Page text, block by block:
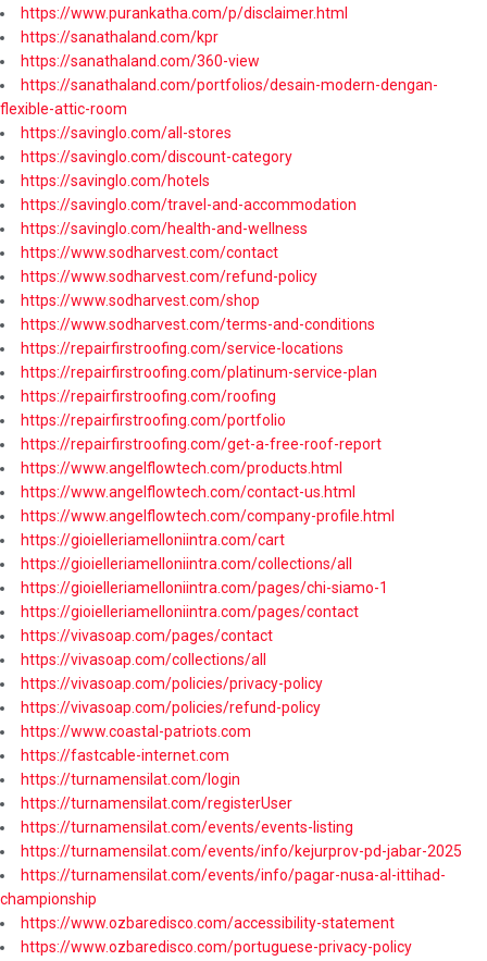
https://www.purankatha.com/p/disclaimer.html
https://sanathaland.com/kpr
https://sanathaland.com/360-view
https://sanathaland.com/portfolios/desain-modern-dengan-
flexible-attic-room
https://savinglo.com/all-stores
https://savinglo.com/discount-category
https://savinglo.com/hotels
https://savinglo.com/travel-and-accommodation
https://savinglo.com/health-and-wellness
https://www.sodharvest.com/contact
https://www.sodharvest.com/refund-policy
https://www.sodharvest.com/shop
https://www.sodharvest.com/terms-and-conditions
https://repairfirstroofing.com/service-locations
https://repairfirstroofing.com/platinum-service-plan
https://repairfirstroofing.com/roofing
https://repairfirstroofing.com/portfolio
https://repairfirstroofing.com/get-a-free-roof-report
https://www.angelflowtech.com/products.html
https://www.angelflowtech.com/contact-us.html
https://www.angelflowtech.com/company-profile.html
https://gioielleriamelloniintra.com/cart
https://gioielleriamelloniintra.com/collections/all
https://gioielleriamelloniintra.com/pages/chi-siamo-1
https://gioielleriamelloniintra.com/pages/contact
https://vivasoap.com/pages/contact
https://vivasoap.com/collections/all
https://vivasoap.com/policies/privacy-policy
https://vivasoap.com/policies/refund-policy
https://www.coastal-patriots.com
https://fastcable-internet.com
https://turnamensilat.com/login
https://turnamensilat.com/registerUser
https://turnamensilat.com/events/events-listing
https://turnamensilat.com/events/info/kejurprov-pd-jabar-2025
https://turnamensilat.com/events/info/pagar-nusa-al-ittihad-
championship
https://www.ozbaredisco.com/accessibility-statement
https://www.ozbaredisco.com/portuguese-privacy-policy